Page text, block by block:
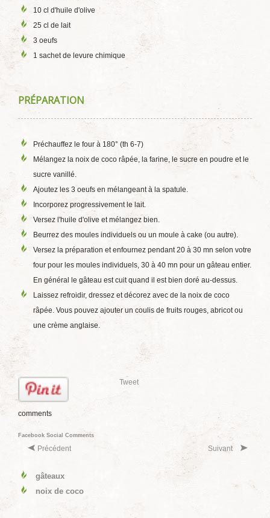
10 cl d'huile d'olive
25 cl de lait
3 oeufs
1 sachet de levure chimique
PRÉPARATION
Préchauffez le four à 180° (th 6-7)
Mélangez la noix de coco râpée, la farine, le sucre en poudre et le
sucre vanillé.
Ajoutez les 3 oeufs en mélangeant à la spatule.
Incorporez progressivement le lait.
Versez l'huile d'olive et mélangez bien.
Beurrez des moules individuels ou un moule à cake (ou autre).
Versez la préparation et enfournez pendant 20 à 30 mn selon votre
four pour les moules individuels, 30 à 40 mn pour un gâteau entier.
En général le gâteau est cuit quand il est bien doré au-dessus.
Laissez refroidir, dressez et décorez avec de la noix de coco
râpée. Vous pouvez ajouter un coulis de fruits rouges, abricot ou
une crème anglaise.
Tweet
comments
Facebook Social Comments
Précédent Suivant
gâteaux
noix de coco